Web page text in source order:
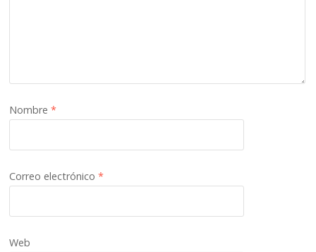
Nombre*
Correo electrónico*
Web